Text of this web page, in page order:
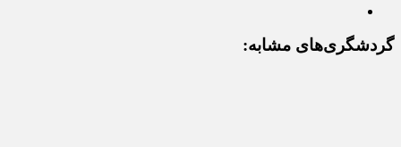
گردشگری‌های مشابه: